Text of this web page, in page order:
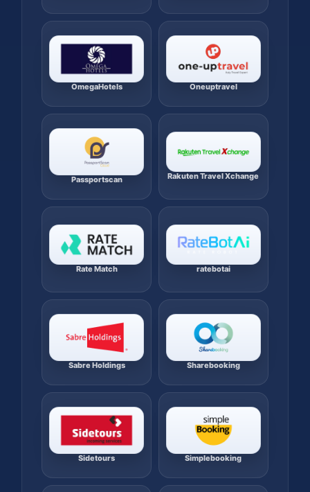
OmegaHotels Oneuptravel
Passportscan Rakuten Travel Xchange
Rate Match ratebotai
Sabre Holdings Sharebooking
Sidetours Simplebooking